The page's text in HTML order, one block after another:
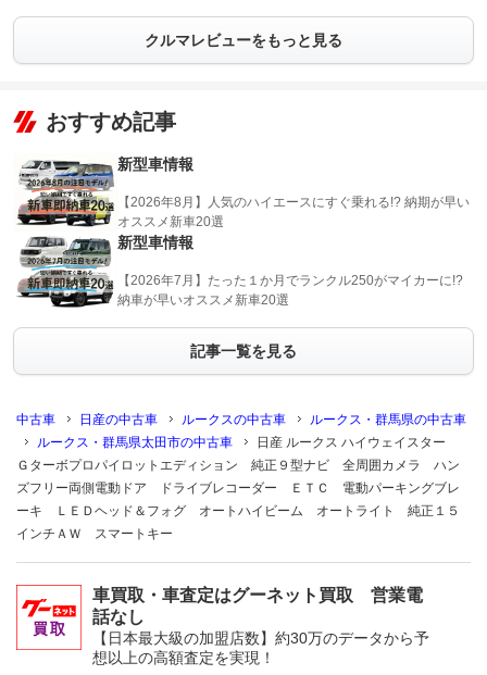
クルマレビューをもっと見る
おすすめ記事
新型車情報
【2026年8月】人気のハイエースにすぐ乗れる!? 納期が早い
オススメ新車20選
新型車情報
【2026年7月】たった１か月でランクル250がマイカーに!?
納車が早いオススメ新車20選
記事一覧を見る
中古車 日産の中古車 ルークスの中古車
ルークス・群馬県の中古車
ルークス・群馬県太田市の中古車
日産 ルークス ハイウェイスター
Ｇターボプロパイロットエディション 純正９型ナビ 全周囲カメラ ハン
ズフリー両側電動ドア ドライブレコーダー ＥＴＣ 電動パーキングブレ
ーキ ＬＥＤヘッド＆フォグ オートハイビーム オートライト 純正１５
インチＡＷ スマートキー
車買取・車査定はグーネット買取 営業電
話なし
【日本最大級の加盟店数】約30万のデータから予
想以上の高額査定を実現！